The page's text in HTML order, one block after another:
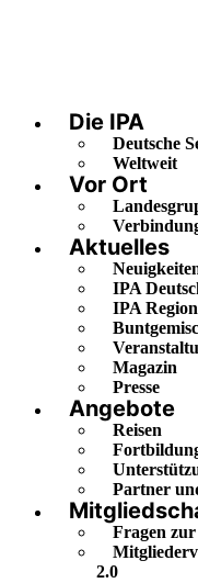
Die IPA
Deutsche
Weltweit
Vor Ort
Aktuelles
IPA
IPA
Magazin
Presse
Angebote
Reisen
Partner
Fragen
2.0